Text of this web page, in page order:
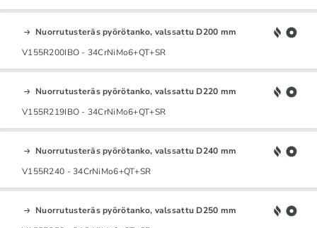
Nuorrutusteräs pyörötanko, valssattu D200 mm
V155R200IBO - 34CrNiMo6+QT+SR
Nuorrutusteräs pyörötanko, valssattu D220 mm
V155R219IBO - 34CrNiMo6+QT+SR
Nuorrutusteräs pyörötanko, valssattu D240 mm
V155R240 - 34CrNiMo6+QT+SR
Nuorrutusteräs pyörötanko, valssattu D250 mm